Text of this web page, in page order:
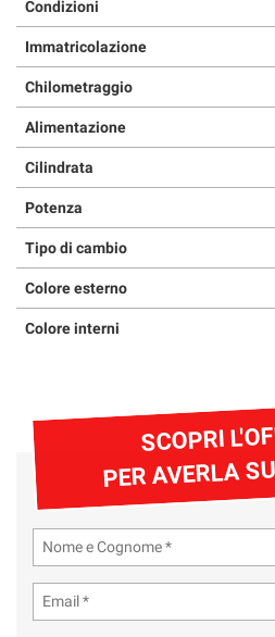
Condizioni
Immatricolazione
Chilometraggio
Alimentazione
Cilindrata
Potenza
Tipo di cambio
Colore esterno
Colore interni
SCOPRI
PER AVERLA
strumenti
di
tracciamento
si
rimanda
alla
cookie
Puoi
rivedere
modificare
tue
Cookie necessari